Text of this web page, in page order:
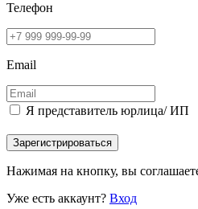
Телефон
Email
Я представитель юрлица/ ИП
Зарегистрироваться
Нажимая на кнопку, вы
Уже есть аккаунт? Вход